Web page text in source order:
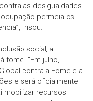
as desigualdades
permeia os
frisou.
social, a
fome. “Em julho,
contra a Fome e a
e será oficialmente
mobilizar recursos